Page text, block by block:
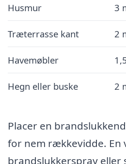
Husmur 3
Træterrasse kant 2
Havemøbler
Hegn eller buske 2
Placer en
for nem rækkevidde. En
brandslukkerspray eller